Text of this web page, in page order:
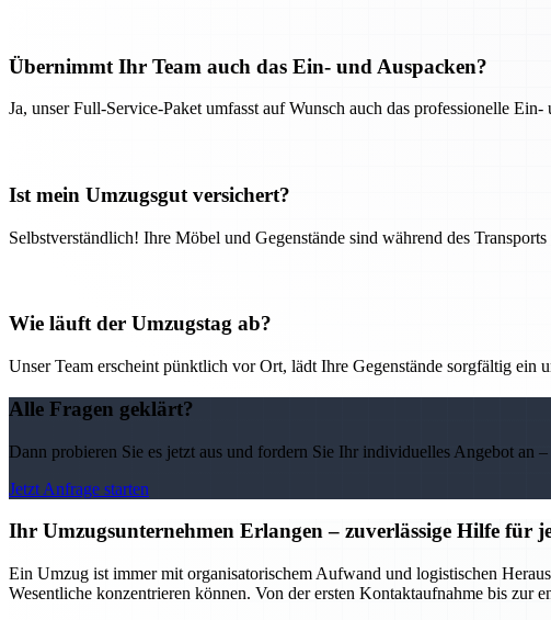
Übernimmt Ihr Team auch das Ein- und Auspacken?
Ja, unser Full-Service-Paket umfasst auf Wunsch auch das professionelle
Ist mein Umzugsgut versichert?
Selbstverständlich! Ihre Möbel und Gegenstände sind während des
Wie läuft der Umzugstag ab?
Unser Team erscheint pünktlich vor Ort, lädt Ihre Gegenstände sorgfältig ein
Alle Fragen geklärt?
Dann probieren Sie es jetzt aus und fordern Sie Ihr individuelles Angebot an
Jetzt Anfrage starten
Ihr Umzugsunternehmen Erlangen – zuverlässige Hilfe für
Ein Umzug ist immer mit organisatorischem Aufwand und logistischen
Wesentliche konzentrieren können. Von der ersten Kontaktaufnahme bis